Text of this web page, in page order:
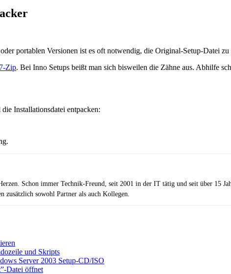
portablen Versionen ist es oft notwendig, die Original-Setup-Datei zu
7-Zip. Bei Inno Setups beißt man sich bisweilen die Zähne aus. Abhilfe
Installationsdatei entpacken:
Schon immer Technik-Freund, seit 2001 in der IT tätig und seit über 15
sowohl Partner als auch Kollegen.
und Skripts
Server 2003 Setup-CD/ISO
Datei öffnet